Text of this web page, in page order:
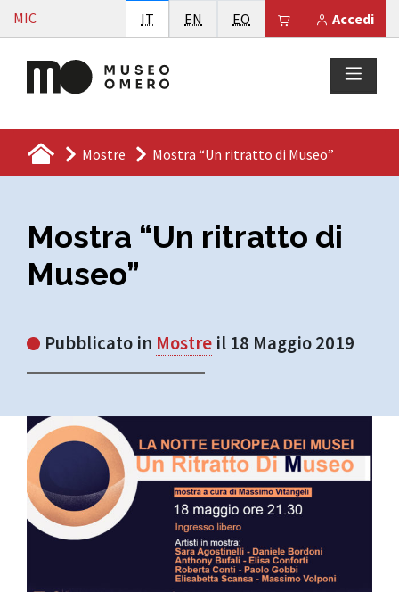
Vai al contenuto
MIC Accedi
Il tuo carrello è
IT Italiano
EN English
EO Esperanto
Mostre Mostra “Un ritratto di Museo”
Mostra “Un ritratto di
Museo”
Pubblicato in Mostre il 18 Maggio 2019